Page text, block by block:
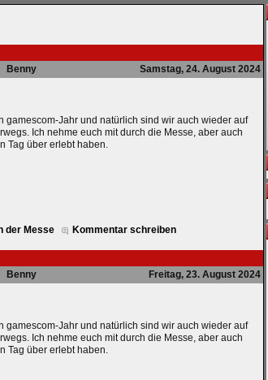
Benny Samstag, 24. August 2024
gamescom-Jahr und natürlich sind wir auch wieder auf
Ich nehme euch mit durch die Messe, aber auch
Tag über erlebt haben.
der Messe Kommentar schreiben
Benny Freitag, 23. August 2024
gamescom-Jahr und natürlich sind wir auch wieder auf
Ich nehme euch mit durch die Messe, aber auch
Tag über erlebt haben.